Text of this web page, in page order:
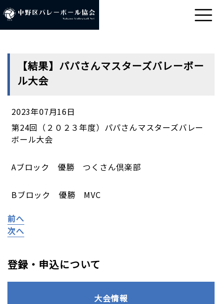
【結果】パパさんマスターズバレーボー
ル大会
2023年07月16日
第24回（２０２３年度）パパさんマスターズバレー
ボール大会
Aブロック 優勝 つくさん倶楽部
Bブロック 優勝 MVC
前へ
次へ
登録・申込について
大会情報